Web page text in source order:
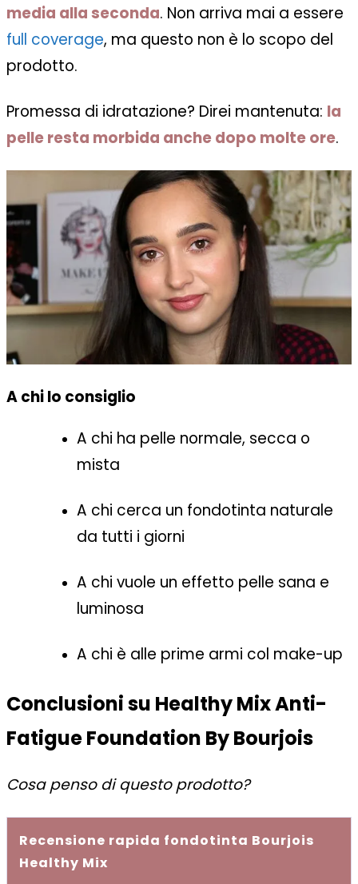
media alla seconda. Non arriva mai a essere
full coverage, ma questo non è lo scopo del
prodotto.
Promessa di idratazione? Direi mantenuta: la
pelle resta morbida anche dopo molte ore.
A chi lo consiglio
A chi ha pelle normale, secca o
mista
A chi cerca un fondotinta naturale
da tutti i giorni
A chi vuole un effetto pelle sana e
luminosa
A chi è alle prime armi col make-up
Conclusioni su Healthy Mix Anti-
Fatigue Foundation By Bourjois
Cosa penso di questo prodotto?
Recensione rapida fondotinta Bourjois
Healthy Mix